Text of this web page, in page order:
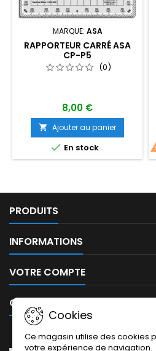
MARQUE: ASA
RAPPORTEUR CARRÉ ASA
CP-P5
(0)
8,00 €
 Ajouter au panier
 En stock
PRODUITS
INFORMATIONS
VOTRE COMPTE
CONTACT
Cookies
Ce magasin utilise des cookies
votre expérience de navigation.
LETTRE